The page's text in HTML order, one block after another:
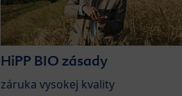
HiPP BIO zásady
záruka vysokej kvality